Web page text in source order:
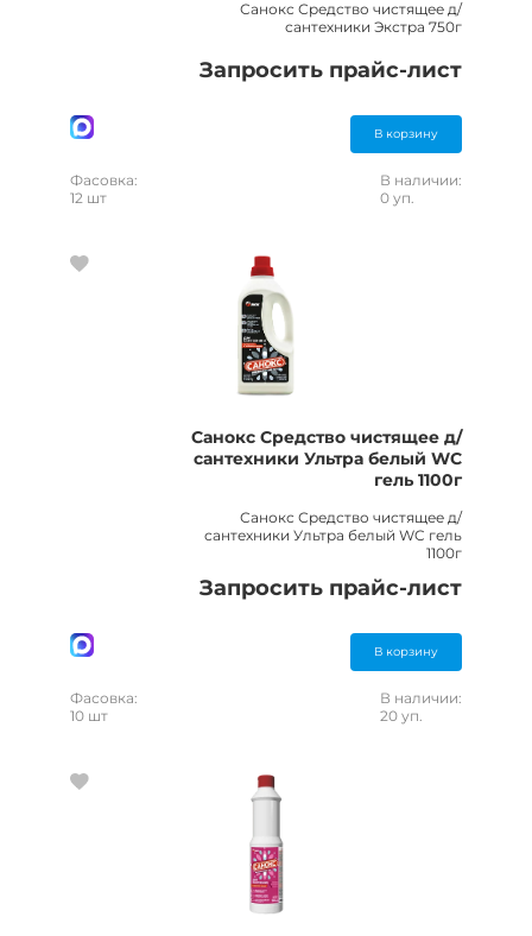
Санокс Средство чистящее д/
сантехники Экстра 750г
Запросить прайс-лист
В корзину
Фасовка:
12 шт
В наличии:
0 уп.
Санокс Средство чистящее д/
сантехники Ультра белый WC
гель 1100г
Санокс Средство чистящее д/
сантехники Ультра белый WC гель
1100г
Запросить прайс-лист
В корзину
Фасовка:
10 шт
В наличии:
20 уп.